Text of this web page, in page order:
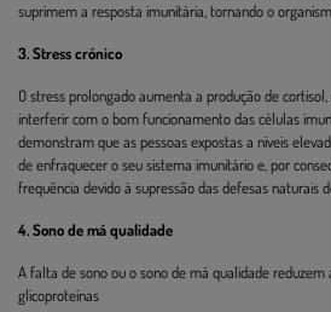
suprimem a resposta imunitária, tornando o
3. Stress crónico
O stress prolongado aumenta a produção de
interferir com o bom funcionamento das células
demonstram que as pessoas expostas a níveis
de enfraquecer o seu sistema imunitário e, por
frequência devido à supressão das defesas naturais
4. Sono de má qualidade
A falta de sono ou o sono de má qualidade reduzem
glicoproteínas